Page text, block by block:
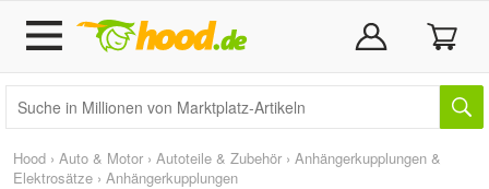
Hood › Auto & Motor › Autoteile & Zubehör › Anhängerkupplungen &
Elektrosätze › Anhängerkupplungen